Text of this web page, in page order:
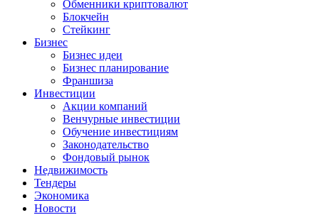
Обменники криптовалют
Блокчейн
Стейкинг
Бизнес
Бизнес идеи
Бизнес планирование
Франшиза
Инвестиции
Акции компаний
Венчурные инвестиции
Обучение инвестициям
Законодательство
Фондовый рынок
Недвижимость
Тендеры
Экономика
Новости